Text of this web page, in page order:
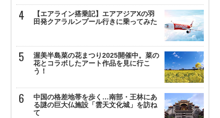
【エアライン搭乗記】エアアジアXの羽
田発クアラルンプール行きに乗ってみた
渥美半島菜の花まつり2025開催中。菜の
花とコラボしたアート作品を見に行こ
う！
中国の格差地帯を歩く…南部・王林にあ
る謎の巨大仏施設「雲天文化城」を訪ね
て